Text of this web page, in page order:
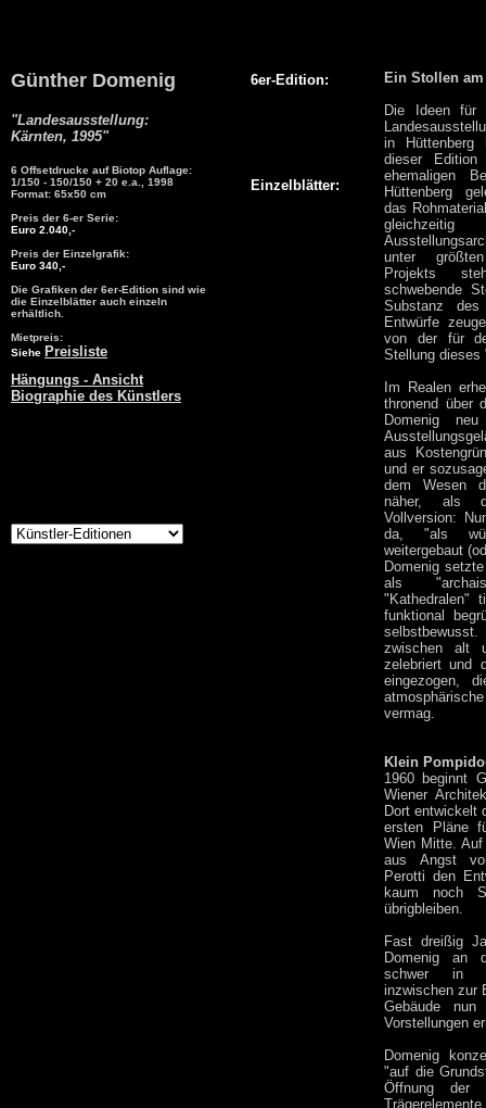
Günther Domenig
"Landesausstellung:
Kärnten, 1995"
6 Offsetdrucke auf Biotop Auflage:
1/150 - 150/150 + 20 e.a., 1998
Format: 65x50 cm
Preis der 6-er Serie:
Euro 2.040,-
Preis der Einzelgrafik:
Euro 340,-
Die Grafiken der 6er-Edition sind wie
die Einzelblätter auch einzeln
erhältlich.
Mietpreis:
Siehe Preisliste
Hängungs - Ansicht
Biographie des Künstlers
6er-Edition:
Einzelblätter:
Ein Stollen
Die Ideen für
in Hüttenberg
dieser
ehemaligen
Hüttenberg
das
unter
Projekts
schwebende
Substanz
Entwürfe
von der für
Stellung dieses
Im Realen
thronend über
Domenig
aus
und er
dem Wesen
näher, als
Vollversion:
da, "als
weitergebaut
Domenig
als
"Kathedralen"
funktional
zwischen alt
zelebriert und
eingezogen,
vermag.
Klein
1960 beginnt
Wiener
Dort entwickelt
ersten Pläne
Wien Mitte. Auf
aus Angst
Perotti den
kaum noch
übrigbleiben.
Fast dreißig
Domenig an
schwer in
inzwischen zur
Gebäude
Vorstellungen
Domenig
"auf die
Öffnung der